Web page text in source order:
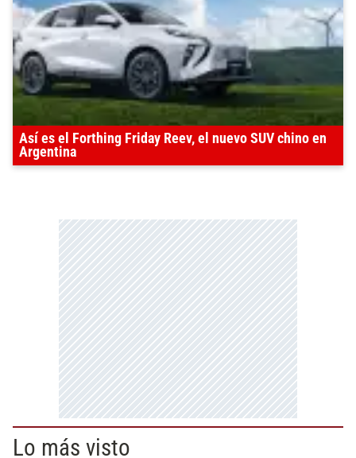
Así es el Forthing Friday Reev, el nuevo SUV chino en
Argentina
Lo más visto